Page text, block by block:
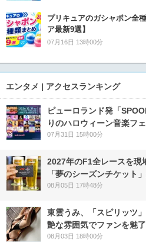
プリキュアのガシャポン全
ア最新9選】
07月16日 13時00分
エンタメ | アクセスランキング
ピューロランド発「
りのハロウィーン音楽フ
07月31日 15時00分
2027年のF1全レースを現
「夢のシーズンチケット
08月05日 17時48分
東雲うみ、「スピリッツ
艶な雰囲気でファンを魅了
08月03日 18時00分